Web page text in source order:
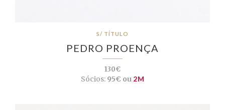
S/ TÍTULO
PEDRO PROENÇA
130€
Sócios:95€ ou 2M